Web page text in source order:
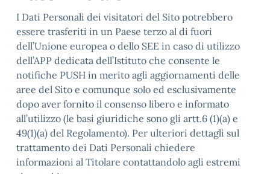
I Dati Personali dei visitatori del Sito potrebbero
essere trasferiti in un Paese terzo al di fuori
dell’Unione europea o dello SEE in caso di utilizzo
dell’APP dedicata dell’Istituto che consente le
notifiche PUSH in merito agli aggiornamenti delle
aree del Sito e comunque solo ed esclusivamente
dopo aver fornito il consenso libero e informato
all’utilizzo (le basi giuridiche sono gli artt.6 (1)(a) e
49(1)(a) del Regolamento). Per ulteriori dettagli sul
trattamento dei Dati Personali chiedere
informazioni al Titolare contattandolo agli estremi